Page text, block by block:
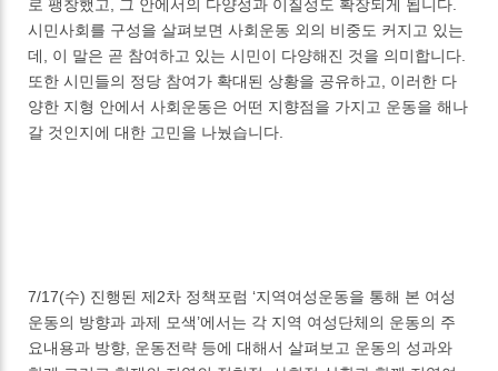
로 팽창했고, 그 안에서의 다양성과 이질성도 확장되게 됩니다.
시민사회를 구성을 살펴보면 사회운동 외의 비중도 커지고 있는
데, 이 말은 곧 참여하고 있는 시민이 다양해진 것을 의미합니다.
또한 시민들의 정당 참여가 확대된 상황을 공유하고, 이러한 다
양한 지형 안에서 사회운동은 어떤 지향점을 가지고 운동을 해나
갈 것인지에 대한 고민을 나눴습니다.
7/17(수) 진행된 제2차 정책포럼 ‘지역여성운동을 통해 본 여성
운동의 방향과 과제 모색’에서는 각 지역 여성단체의 운동의 주
요내용과 방향, 운동전략 등에 대해서 살펴보고 운동의 성과와